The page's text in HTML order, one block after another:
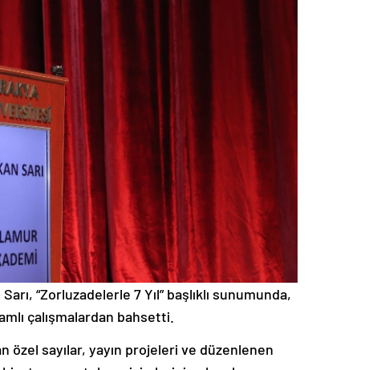
“Zorluzadelerle 7 Yıl” başlıklı sunumunda,
çalışmalardan bahsetti.
özel sayılar, yayın projeleri ve düzenlenen